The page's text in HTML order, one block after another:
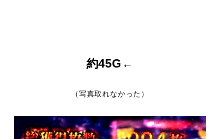
約45G←
（写真取れなかった）